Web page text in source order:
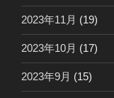
2023年11月 (19)
2023年10月 (17)
2023年9月 (15)